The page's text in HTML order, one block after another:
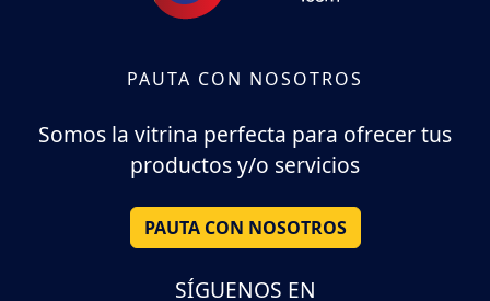
PAUTA CON NOSOTROS
Somos la vitrina perfecta para ofrecer tus
productos y/o servicios
PAUTA CON NOSOTROS
SÍGUENOS EN